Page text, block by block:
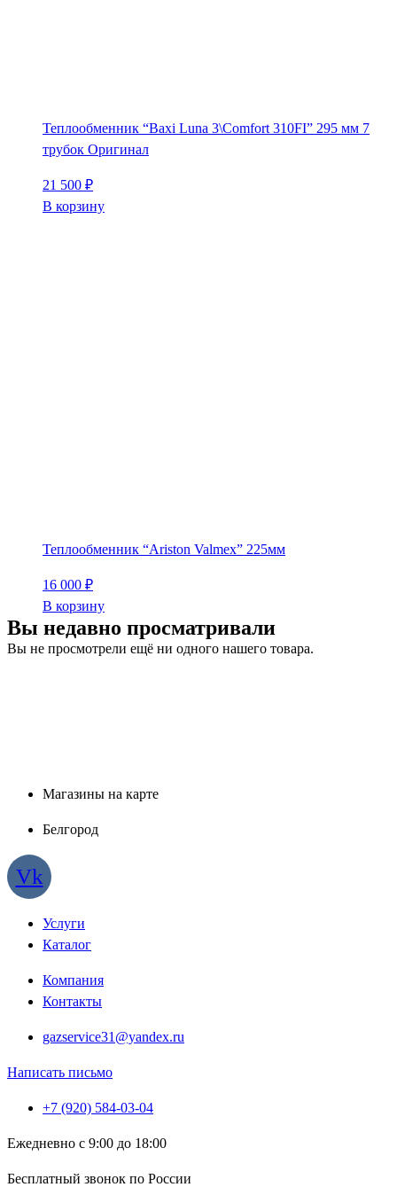
Теплообменник “Baxi Luna 3\Comfort 310FI” 295 мм 7
трубок Оригинал
21 500 ₽
В корзину
Теплообменник “Ariston Valmex” 225мм
16 000 ₽
В корзину
Вы недавно просматривали
Вы не просмотрели ещё ни одного нашего товара.
Магазины на карте
Белгород
Vk
Услуги
Каталог
Компания
Контакты
gazservice31@yandex.ru
Написать письмо
+7 (920) 584-03-04
Ежедневно с 9:00 до 18:00
Бесплатный звонок по России